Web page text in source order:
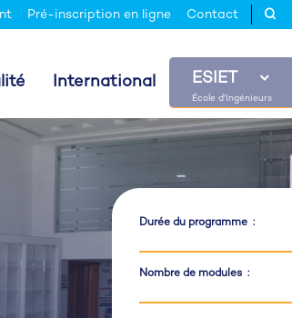
Pré-inscription en ligne Contact
International ESIET
Durée du programme :
Nombre de modules :